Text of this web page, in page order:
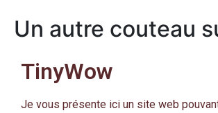
Un autre couteau
TinyWow
Je vous présente ici un site web